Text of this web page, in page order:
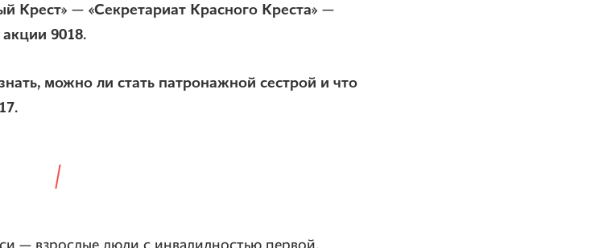
Крест» — «Секретариат Красного Креста» —
9018.
можно ли стать патронажной сестрой и что